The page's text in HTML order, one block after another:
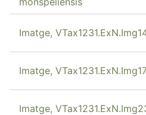
Imatge,
Imatge,
Imatge,